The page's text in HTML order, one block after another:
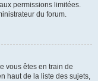
permissions limitées.
du forum.
vous êtes en train de
haut de la liste des sujets,